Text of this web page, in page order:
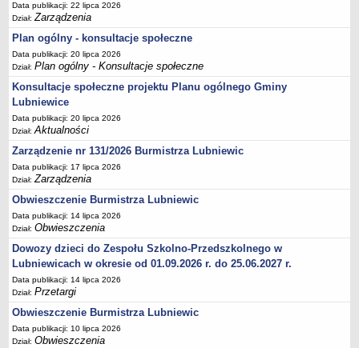
Budżet Gminy
Majątek Gminy
Sprawozdania z wykonania budżetu - kwartalne
Sprawozdania z wykonania budżetu - półroczne, roczne
Umorzenia, odroczenia, raty
Fundacje i Stowarzyszenia dofinansowane z JST
Pomoc publiczna
Budżet obywatelski
Majątek jednostek podległych
Koszt wychowania przedszkolnego
Stawki czynszów najmu lokali mieszkalnych
PRZETARGI
Zamówienia publiczne
Sprzedaż mienia
Sprzedaż nieruchomości
Zapytania ofertowe
Plan zamówień publicznych
Data publikacji: 22 lipca 2026
Dział:Zarządzenia
Plan ogólny - konsultacje społeczne
Data publikacji: 20 lipca 2026
Dział:Plan ogólny - Konsultacje społeczne
Konsultacje społeczne projektu Planu ogólnego Gminy
Lubniewice
Data publikacji: 20 lipca 2026
Dział:Aktualności
Zarządzenie nr 131/2026 Burmistrza Lubniewic
Data publikacji: 17 lipca 2026
Dział:Zarządzenia
Obwieszczenie Burmistrza Lubniewic
Data publikacji: 14 lipca 2026
Dział:Obwieszczenia
Dowozy dzieci do Zespołu Szkolno-Przedszkolnego w
Lubniewicach w okresie od 01.09.2026 r. do 25.06.2027 r.
Data publikacji: 14 lipca 2026
Dział:Przetargi
Obwieszczenie Burmistrza Lubniewic
Data publikacji: 10 lipca 2026
Dział:Obwieszczenia